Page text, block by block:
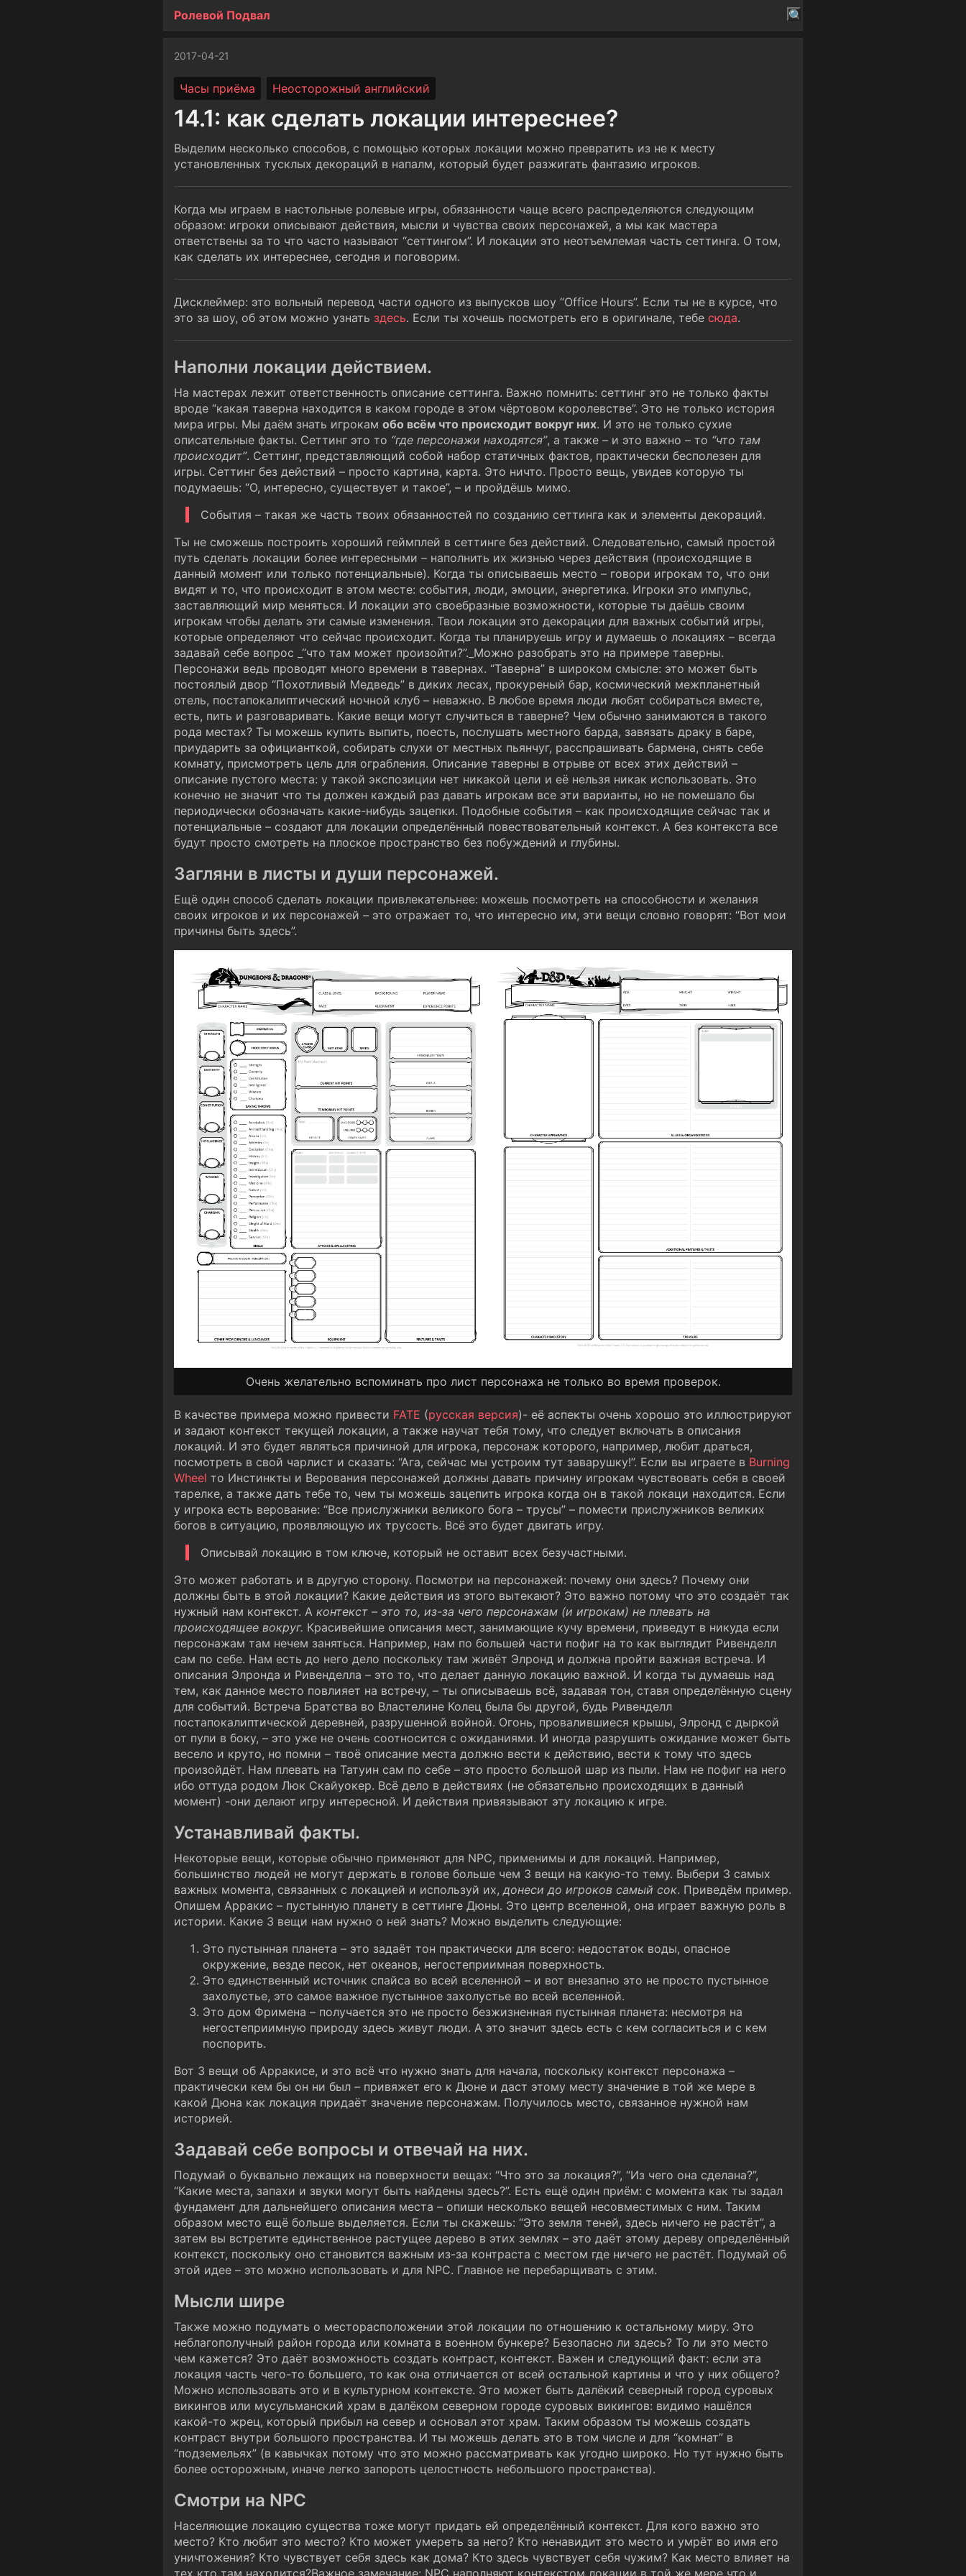
Ролевой Подвал
2017-04-21
Часы приёма Неосторожный английский
14.1: как сделать локации интереснее?
Выделим несколько способов, с помощью которых локации можно превратить из не к месту
установленных тусклых декораций в напалм, который будет разжигать фантазию игроков.
Когда мы играем в настольные ролевые игры, обязанности чаще всего распределяются следующим
образом: игроки описывают действия, мысли и чувства своих персонажей, а мы как мастера
ответствены за то что часто называют “сеттингом”. И локации это неотъемлемая часть сеттинга. О том,
как сделать их интереснее, сегодня и поговорим.
Дисклеймер: это вольный перевод части одного из выпусков шоу “Office Hours”. Если ты не в курсе, что
это за шоу, об этом можно узнать здесь. Если ты хочешь посмотреть его в оригинале, тебе сюда.
Наполни локации действием.
На мастерах лежит ответственность описание сеттинга. Важно помнить: сеттинг это не только факты
вроде “какая таверна находится в каком городе в этом чёртовом королевстве”. Это не только история
мира игры. Мы даём знать игрокам обо всём что происходит вокруг них. И это не только сухие
описательные факты. Сеттинг это то “где персонажи находятся”, а также – и это важно – то “что там
происходит”. Сеттинг, представляющий собой набор статичных фактов, практически бесполезен для
игры. Сеттинг без действий – просто картина, карта. Это ничто. Просто вещь, увидев которую ты
подумаешь: “О, интересно, существует и такое”, – и пройдёшь мимо.
События – такая же часть твоих обязанностей по созданию сеттинга как и элементы декораций.
Ты не сможешь построить хороший геймплей в сеттинге без действий. Следовательно, самый простой
путь сделать локации более интересными – наполнить их жизнью через действия (происходящие в
данный момент или только потенциальные). Когда ты описываешь место – говори игрокам то, что они
видят и то, что происходит в этом месте: события, люди, эмоции, энергетика. Игроки это импульс,
заставляющий мир меняться. И локации это своебразные возможности, которые ты даёшь своим
игрокам чтобы делать эти самые изменения. Твои локации это декорации для важных событий игры,
которые определяют что сейчас происходит. Когда ты планируешь игру и думаешь о локациях – всегда
задавай себе вопрос _“что там может произойти?”._Можно разобрать это на примере таверны.
Персонажи ведь проводят много времени в тавернах. “Таверна” в широком смысле: это может быть
постоялый двор “Похотливый Медведь” в диких лесах, прокуреный бар, космический межпланетный
отель, постапокалиптический ночной клуб – неважно. В любое время люди любят собираться вместе,
есть, пить и разговаривать. Какие вещи могут случиться в таверне? Чем обычно занимаются в такого
рода местах? Ты можешь купить выпить, поесть, послушать местного барда, завязать драку в баре,
приударить за официанткой, собирать слухи от местных пьянчуг, расспрашивать бармена, снять себе
комнату, присмотреть цель для ограбления. Описание таверны в отрыве от всех этих действий –
описание пустого места: у такой экспозиции нет никакой цели и её нельзя никак использовать. Это
конечно не значит что ты должен каждый раз давать игрокам все эти варианты, но не помешало бы
периодически обозначать какие-нибудь зацепки. Подобные события – как происходящие сейчас так и
потенциальные – создают для локации определённый повествовательный контекст. А без контекста все
будут просто смотреть на плоское пространство без побуждений и глубины.
Загляни в листы и души персонажей.
Ещё один способ сделать локации привлекательнее: можешь посмотреть на способности и желания
своих игроков и их персонажей – это отражает то, что интересно им, эти вещи словно говорят: “Вот мои
причины быть здесь”.
Очень желательно вспоминать про лист персонажа не только во время проверок.
В качестве примера можно привести FATE (русская версия)- её аспекты очень хорошо это иллюстрируют
и задают контекст текущей локации, а также научат тебя тому, что следует включать в описания
локаций. И это будет являться причиной для игрока, персонаж которого, например, любит драться,
посмотреть в свой чарлист и сказать: “Ага, сейчас мы устроим тут заварушку!”. Если вы играете в Burning
Wheel то Инстинкты и Верования персонажей должны давать причину игрокам чувствовать себя в своей
тарелке, а также дать тебе то, чем ты можешь зацепить игрока когда он в такой локаци находится. Если
у игрока есть верование: “Все прислужники великого бога – трусы” – помести прислужников великих
богов в ситуацию, проявляющую их трусость. Всё это будет двигать игру.
Описывай локацию в том ключе, который не оставит всех безучастными.
Это может работать и в другую сторону. Посмотри на персонажей: почему они здесь? Почему они
должны быть в этой локации? Какие действия из этого вытекают? Это важно потому что это создаёт так
нужный нам контекст. А контекст – это то, из-за чего персонажам (и игрокам) не плевать на
происходящее вокруг. Красивейшие описания мест, занимающие кучу времени, приведут в никуда если
персонажам там нечем заняться. Например, нам по большей части пофиг на то как выглядит Ривенделл
сам по себе. Нам есть до него дело поскольку там живёт Элронд и должна пройти важная встреча. И
описания Элронда и Ривенделла – это то, что делает данную локацию важной. И когда ты думаешь над
тем, как данное место повлияет на встречу, – ты описываешь всё, задавая тон, ставя определённую сцену
для событий. Встреча Братства во Властелине Колец была бы другой, будь Ривенделл
постапокалиптической деревней, разрушенной войной. Огонь, провалившиеся крышы, Элронд с дыркой
от пули в боку, – это уже не очень соотносится с ожиданиями. И иногда разрушить ожидание может быть
весело и круто, но помни – твоё описание места должно вести к действию, вести к тому что здесь
произойдёт. Нам плевать на Татуин сам по себе – это просто большой шар из пыли. Нам не пофиг на него
ибо оттуда родом Люк Скайуокер. Всё дело в действиях (не обязательно происходящих в данный
момент) -они делают игру интересной. И действия привязывают эту локацию к игре.
Устанавливай факты.
Некоторые вещи, которые обычно применяют для NPC, применимы и для локаций. Например,
большинство людей не могут держать в голове больше чем 3 вещи на какую-то тему. Выбери 3 самых
важных момента, связанных с локацией и используй их,донеси до игроков самый сок. Приведём пример.
Опишем Арракис – пустынную планету в сеттинге Дюны. Это центр вселенной, она играет важную роль в
истории. Какие 3 вещи нам нужно о ней знать? Можно выделить следующие:
Это пустынная планета – это задаёт тон практически для всего: недостаток воды, опасное
окружение, везде песок, нет океанов, негостеприимная поверхность.
Это единственный источник спайса во всей вселенной – и вот внезапно это не просто пустынное
захолустье, это самое важное пустынное захолустье во всей вселенной.
Это дом Фримена – получается это не просто безжизненная пустынная планета: несмотря на
негостеприимную природу здесь живут люди. А это значит здесь есть с кем согласиться и с кем
поспорить.
Вот 3 вещи об Арракисе, и это всё что нужно знать для начала, поскольку контекст персонажа –
практически кем бы он ни был – привяжет его к Дюне и даст этому месту значение в той же мере в
какой Дюна как локация придаёт значение персонажам. Получилось место, связанное нужной нам
историей.
Задавай себе вопросы и отвечай на них.
Подумай о буквально лежащих на поверхности вещах: “Что это за локация?”, “Из чего она сделана?”,
“Какие места, запахи и звуки могут быть найдены здесь?”. Есть ещё один приём: с момента как ты задал
фундамент для дальнейшего описания места – опиши несколько вещей несовместимых с ним. Таким
образом место ещё больше выделяется. Если ты скажешь: “Это земля теней, здесь ничего не растёт”, а
затем вы встретите единственное растущее дерево в этих землях – это даёт этому дереву определённый
контекст, поскольку оно становится важным из-за контраста с местом где ничего не растёт. Подумай об
этой идее – это можно использовать и для NPC. Главное не перебарщивать с этим.
Мысли шире
Также можно подумать о месторасположении этой локации по отношению к остальному миру. Это
неблагополучный район города или комната в военном бункере? Безопасно ли здесь? То ли это место
чем кажется? Это даёт возможность создать контраст, контекст. Важен и следующий факт: если эта
локация часть чего-то большего, то как она отличается от всей остальной картины и что у них общего?
Можно использовать это и в культурном контексте. Это может быть далёкий северный город суровых
викингов или мусульманский храм в далёком северном городе суровых викингов: видимо нашёлся
какой-то жрец, который прибыл на север и основал этот храм. Таким образом ты можешь создать
контраст внутри большого пространства. И ты можешь делать это в том числе и для “комнат” в
“подземельях” (в кавычках потому что это можно рассматривать как угодно широко. Но тут нужно быть
более осторожным, иначе легко запороть целостность небольшого пространства).
Смотри на NPC
Населяющие локацию существа тоже могут придать ей определённый контекст. Для кого важно это
место? Кто любит это место? Кто может умереть за него? Кто ненавидит это место и умрёт во имя его
уничтожения? Кто чувствует себя здесь как дома? Кто здесь чувствует себя чужим? Как место влияет на